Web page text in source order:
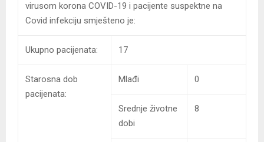
virusom korona COVID-19 i pacijente suspektne na
Covid infekciju smješteno je:
Ukupno pacijenata: 17
Starosna dob
pacijenata:
Mlađi 0
Srednje životne
dobi
8